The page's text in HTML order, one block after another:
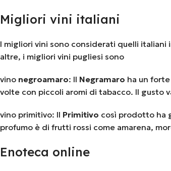
Migliori vini italiani
I migliori vini sono considerati quelli
altre, i migliori vini pugliesi sono
vino negroamaro: Il Negramaro ha un
volte con piccoli aromi di tabacco. Il gusto
vino primitivo: Il Primitivo così prodotto ha
profumo è di frutti rossi come amarena,
Enoteca online